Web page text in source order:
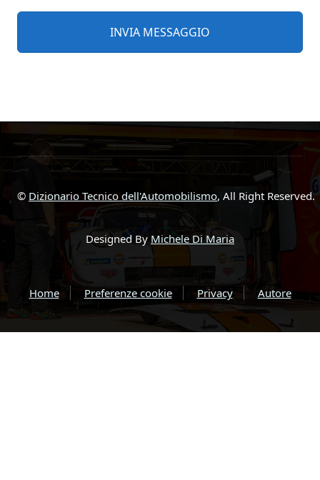
© Dizionario Tecnico dell'Automobilismo, All Right Reserved.
Designed By Michele Di Maria
Home Preferenze cookie Privacy Autore